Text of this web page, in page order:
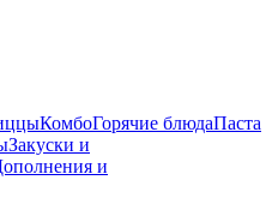
КомбоГорячие блюдаПаста
Закуски и
и